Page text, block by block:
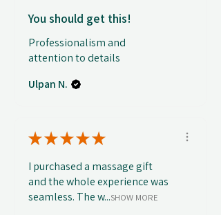
You should get this!
Professionalism and
attention to details
Ulpan N.
★★★★★
I purchased a massage gift
and the whole experience was
seamless. The w...SHOW MORE